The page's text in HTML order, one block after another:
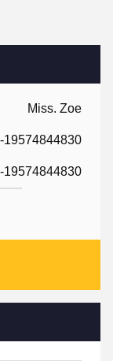
Miss. Zoe
19574844830
19574844830